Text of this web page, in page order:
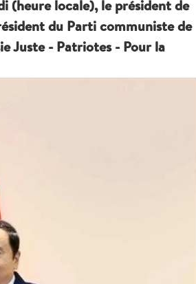
(heure locale), le président de
du Parti communiste de
Juste - Patriotes - Pour la